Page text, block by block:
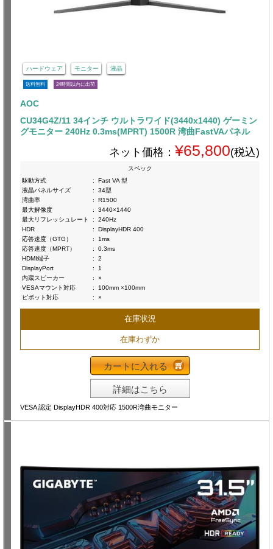
ハードウェア モニター 液晶
送料無料 24時間以内に出荷
AOC
CU34G4Z/11 34インチ ウルトラワイド(3440x1440) ゲーミン
グモニター 240Hz 0.3ms(MPRT) 1500R 湾曲FastVAパネル
ネット価格： ¥65,800(税込)
スペック
駆動方式
:
Fast VA 型
液晶パネルサイズ
:
34型
湾曲率
:
R1500
最大解像度
:
3440×1440
最大リフレッシュレート
:
240Hz
HDR
:
DisplayHDR 400
応答速度（GTG）
:
1ms
応答速度（MPRT）
:
0.3ms
HDMI端子
:
2
DisplayPort
:
1
内蔵スピーカー
:
×
VESAマウント対応
:
100mm ×100mm
ピボット対応
: ×
在庫状況
在庫わずか
カートに入れる
詳細はこちら
VESA 認定 DisplayHDR 400対応 1500R湾曲モニター